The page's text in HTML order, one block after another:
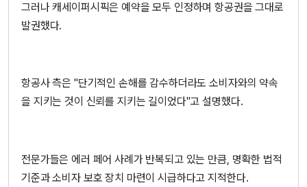
그러나 캐세이퍼시픽은 예약을 모두 인정하며 항공권을 그대로
발권했다.
항공사 측은 "단기적인 손해를 감수하더라도 소비자와의 약속
을 지키는 것이 신뢰를 지키는 길이었다"고 설명했다.
전문가들은 에러 페어 사례가 반복되고 있는 만큼, 명확한 법적
기준과 소비자 보호 장치 마련이 시급하다고 지적한다.